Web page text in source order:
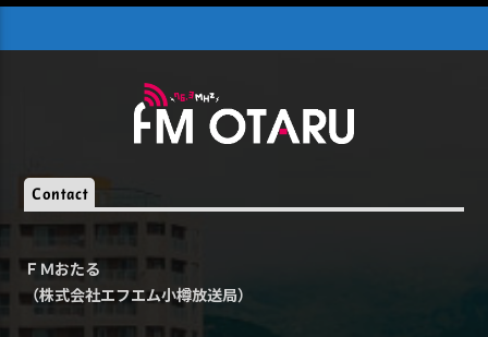
Contact
ＦＭおたる
（株式会社エフエム小樽放送局）